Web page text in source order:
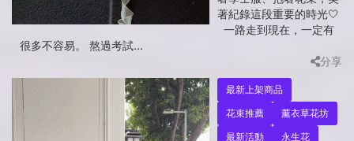
著紀錄這段重要的時光🤍
一路走到現在，一定有
很多不容易。 熬過考試...
分享
最新上架商品
花束推薦
薰衣草花坊
最新活動
永生花